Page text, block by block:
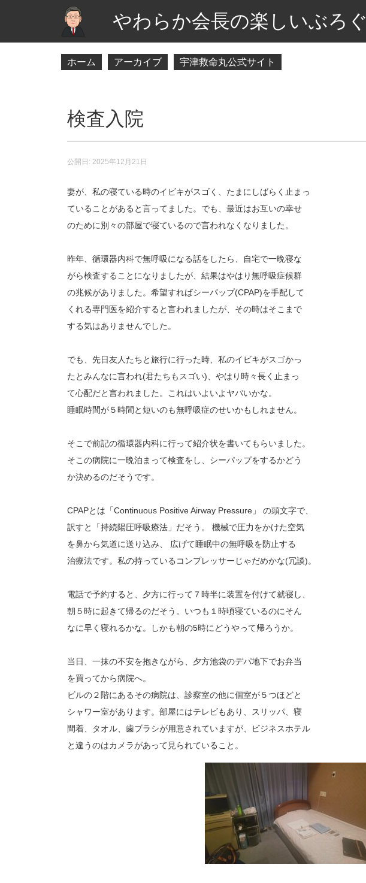
やわらか会長の楽しいぶろぐ
ホーム アーカイブ 宇津救命丸公式サイト
検査入院
公開日: 2025年12月21日
妻が、私の寝ている時のイビキがスゴく、たまにしばらく止まっ
ていることがあると言ってました。でも、最近はお互いの幸せ
のために別々の部屋で寝ているので言われなくなりました。
昨年、循環器内科で無呼吸になる話をしたら、自宅で一晩寝な
がら検査することになりましたが、結果はやはり無呼吸症候群
の兆候がありました。希望すればシーパップ(CPAP)を手配して
くれる専門医を紹介すると言われましたが、その時はそこまで
する気はありませんでした。
でも、先日友人たちと旅行に行った時、私のイビキがスゴかっ
たとみんなに言われ(君たちもスゴい)、やはり時々長く止まっ
て心配だと言われました。これはいよいよヤバいかな。
睡眠時間が５時間と短いのも無呼吸症のせいかもしれません。
そこで前記の循環器内科に行って紹介状を書いてもらいました。
そこの病院に一晩泊まって検査をし、シーパップをするかどう
か決めるのだそうです。
CPAPとは「Continuous Positive Airway Pressure」 の頭文字で、
訳すと「持続陽圧呼吸療法」だそう。 機械で圧力をかけた空気
を鼻から気道に送り込み、 広げて睡眠中の無呼吸を防止する
治療法です。私の持っているコンプレッサーじゃだめかな(冗談)。
電話で予約すると、夕方に行って７時半に装置を付けて就寝し、
朝５時に起きて帰るのだそう。いつも１時頃寝ているのにそん
なに早く寝れるかな。しかも朝の5時にどうやって帰ろうか。
当日、一抹の不安を抱きながら、夕方池袋のデパ地下でお弁当
を買ってから病院へ。
ビルの２階にあるその病院は、診察室の他に個室が５つほどと
シャワー室があります。部屋にはテレビもあり、スリッパ、寝
間着、タオル、歯ブラシが用意されていますが、ビジネスホテル
と違うのはカメラがあって見られていること。